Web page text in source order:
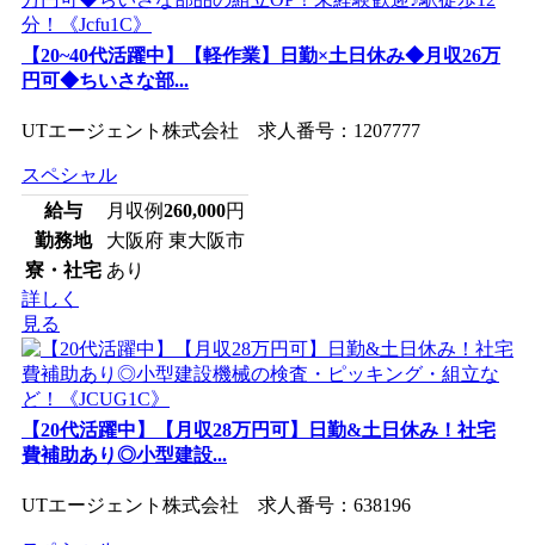
【20~40代活躍中】【軽作業】日勤×土日休み◆月収26万
円可◆ちいさな部...
UTエージェント株式会社 求人番号：1207777
スペシャル
給与
月収例260,000円
勤務地
大阪府 東大阪市
寮・社宅 あり
詳しく
見る
【20代活躍中】【月収28万円可】日勤&土日休み！社宅
費補助あり◎小型建設...
UTエージェント株式会社 求人番号：638196